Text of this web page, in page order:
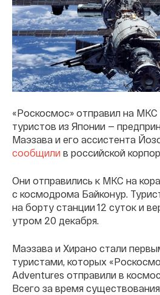
«Роскосмос» отправил на МКС
туристов из Японии —
Маэзава и его ассистента
сообщили в российской
Они отправились к МКС на
с космодрома Байконур.
на борту станции 12 суток и
утром 20 декабря.
Маэзава и Хирано стали
туристами, которых
Adventures отправили в
Всего за время